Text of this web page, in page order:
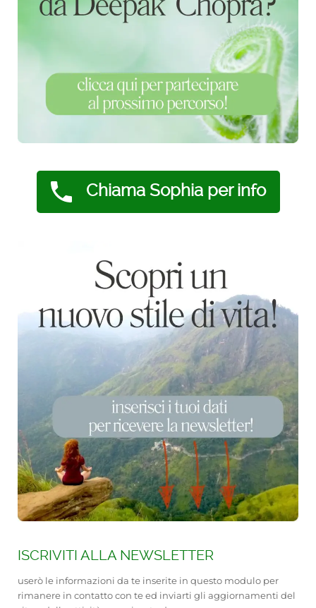
Chiama Sophia per info
ISCRIVITI ALLA NEWSLETTER
userò le informazioni da te inserite in questo modulo per
rimanere in contatto con te ed inviarti gli aggiornamenti del